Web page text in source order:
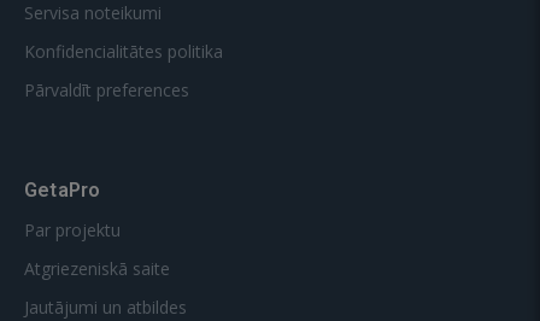
Servisa noteikumi
Konfidencialitātes politika
Pārvaldīt preferences
GetaPro
Par projektu
Atgriezeniskā saite
Jautājumi un atbildes